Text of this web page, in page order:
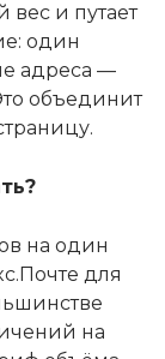
вес и путает
один
адреса —
объединит
на один
для
на